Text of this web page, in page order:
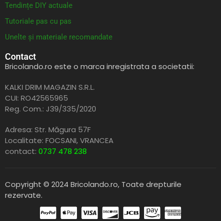
Tendințe DIY actuale
Tutoriale pas cu pas
Unelte și materiale recomandate
Contact
Bricolando.ro este o marca inregistrata a societatii:
KALKI DRIM MAGAZIN S.R.L.
CUI: RO42565965
Reg. Com.: J39/335/2020
Adresa: Str. Măgura 57F
Localitate: FOCSANI,VRANCEA
contact: 0737 478 238
Copyright © 2024 Bricolando.ro, Toate drepturile
rezervate.